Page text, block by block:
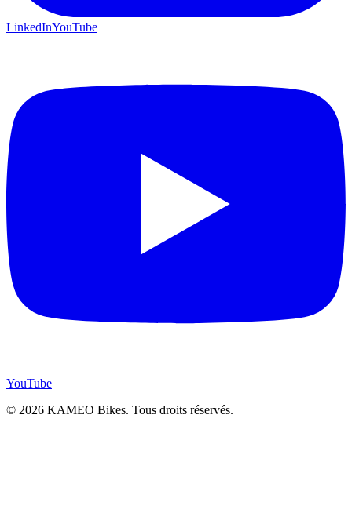
LinkedInYouTube
YouTube
© 2026 KAMEO Bikes. Tous droits réservés.